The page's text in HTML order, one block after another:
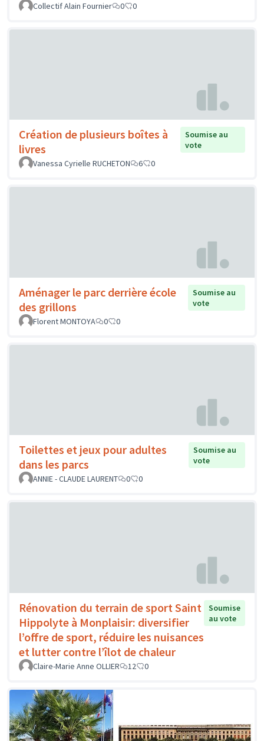
Collectif Alain Fournier
0 0
Création de plusieurs boîtes à
livres
Soumise au
vote
Vanessa Cyrielle RUCHETON
6 0
Aménager le parc derrière école
des grillons
Soumise au
vote
Florent MONTOYA
0 0
Toilettes et jeux pour adultes
dans les parcs
Soumise au
vote
ANNIE - CLAUDE LAURENT
0 0
Rénovation du terrain de sport Saint
Hippolyte à Monplaisir: diversifier
l’offre de sport, réduire les nuisances
et lutter contre l’îlot de chaleur
Soumise
au vote
Claire-Marie Anne OLLIER 12 0